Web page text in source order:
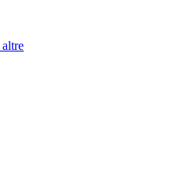
altre